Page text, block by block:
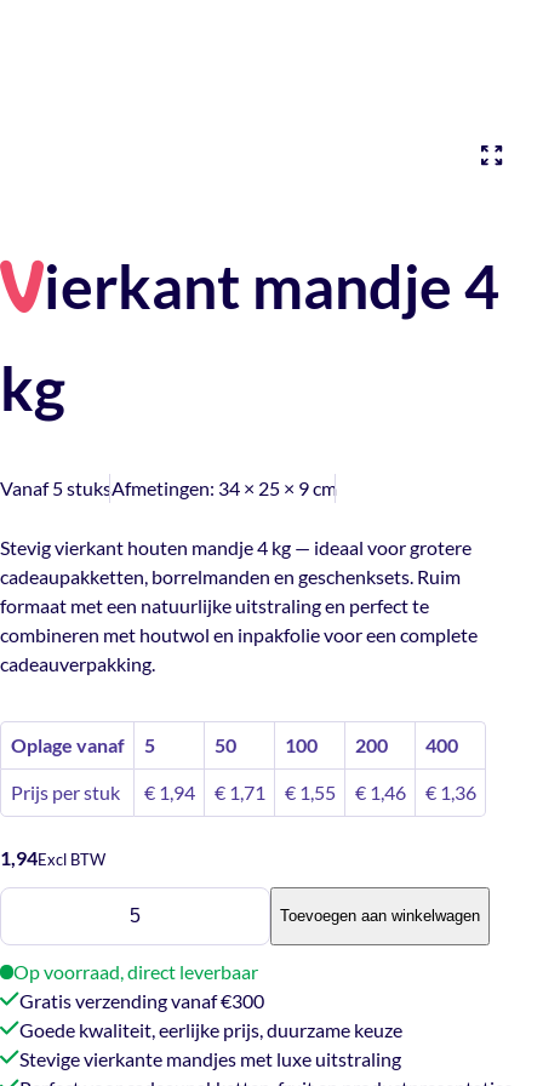
Vierkant mandje 4
kg
Vanaf 5 stuksAfmetingen: 34 × 25 × 9 cm
Stevig vierkant houten mandje 4 kg — ideaal voor grotere
cadeaupakketten, borrelmanden en geschenksets. Ruim
formaat met een natuurlijke uitstraling en perfect te
combineren met houtwol en inpakfolie voor een complete
cadeauverpakking.
Oplage vanaf 5 50 100 200 400
Prijs per stuk €1,94 €1,71 €1,55 €1,46 €1,36
1,94Excl BTW
Vierkant
kg
aantal
Toevoegen aan winkelwagen
Op voorraad, direct leverbaar
Gratis verzending vanaf €300
Goede kwaliteit, eerlijke prijs, duurzame keuze
Stevige vierkante mandjes met luxe uitstraling